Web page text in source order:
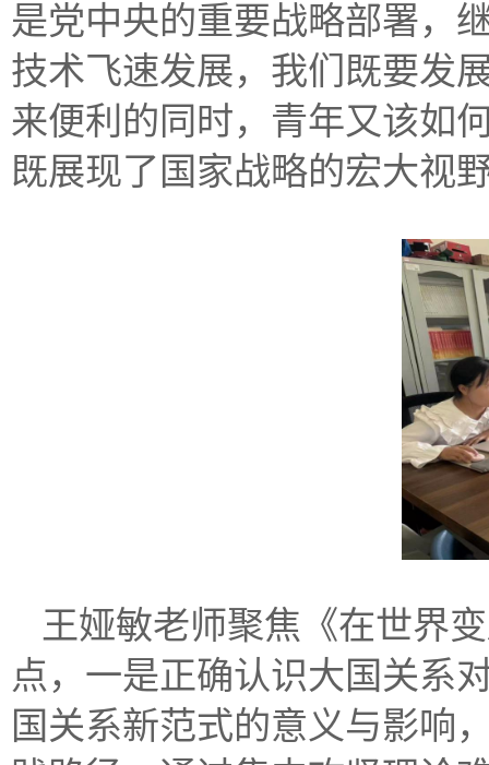
是党中央的重要战略部署，
技术飞速发展，我们既要发
来便利的同时，青年又该如
既展现了国家战略的宏大视
王娅敏老师聚焦《在世界
点，一是正确认识大国关系
国关系新范式的意义与影响